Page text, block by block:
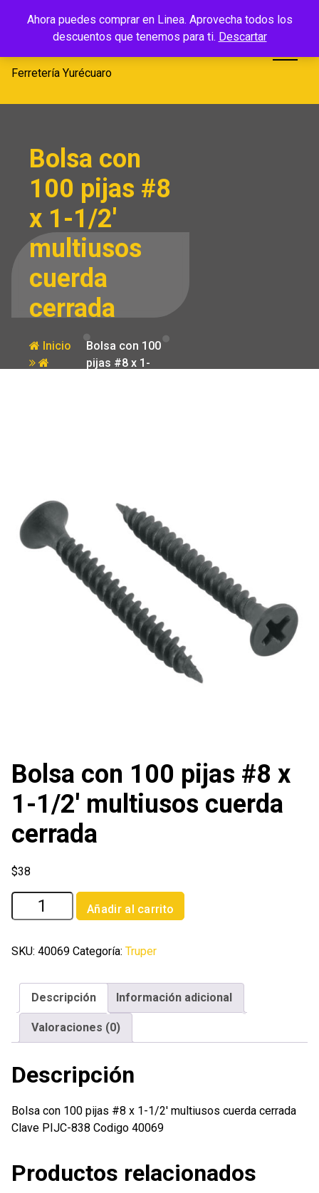
Ahora puedes comprar en Linea. Aprovecha todos los
descuentos que tenemos para ti. Descartar
Ferretería
Yurécuaro
Ferretería Yurécuaro
Bolsa con
100 pijas #8
x 1-1/2′
multiusos
cuerda
cerrada
Inicio
Bolsa con 100
pijas #8 x 1-
Bolsa con 100 pijas #8 x
1-1/2′ multiusos cuerda
cerrada
$38
Bolsa
con
pijas
1/2'
multiusos
cerrada
cantidad
Añadir al carrito
SKU: 40069 Categoría: Truper
Descripción Información adicional
Valoraciones (0)
Descripción
Bolsa con 100 pijas #8 x 1-1/2′ multiusos cuerda cerrada
Clave PIJC-838 Codigo 40069
Productos relacionados